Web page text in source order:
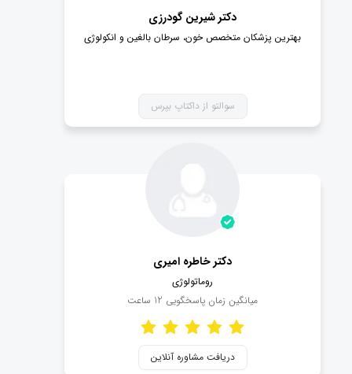
دکتر شیرین گودرزی
بهترین پزشکان متخصص خون، سرطان بالغین و انکولوژی
سوالتو از داکتاپ بپرس
دکتر خاطره امیری
روماتولوژی
میانگین زمان پاسخگویی 12 ساعت
دریافت مشاوره آنلاین